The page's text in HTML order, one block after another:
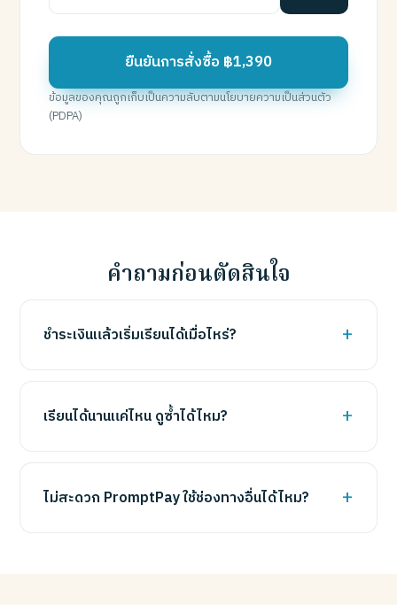
ยืนยันการสั่งซื้อ ฿1,390
ข้อมูลของคุณถูกเก็บเป็นความลับตามนโยบายความเป็นส่วนตัว
(PDPA)
คำถามก่อนตัดสินใจ
ชำระเงินแล้วเริ่มเรียนได้เมื่อไหร่?
เรียนได้นานแค่ไหน ดูซ้ำได้ไหม?
ไม่สะดวก PromptPay ใช้ช่องทางอื่นได้ไหม?